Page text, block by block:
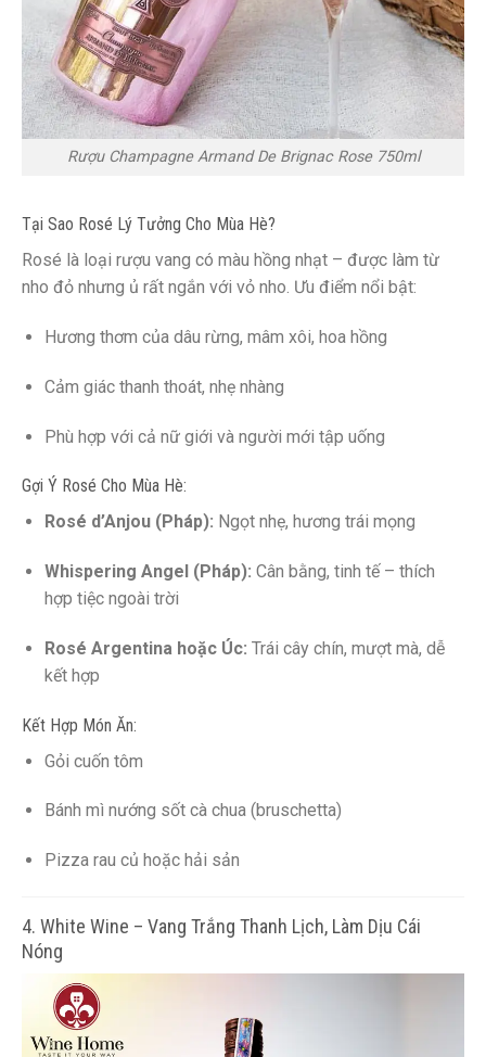
Rượu Champagne Armand De Brignac Rose 750ml
Tại Sao Rosé Lý Tưởng Cho Mùa Hè?
Rosé là loại rượu vang có màu hồng nhạt – được làm từ
nho đỏ nhưng ủ rất ngắn với vỏ nho. Ưu điểm nổi bật:
Hương thơm của dâu rừng, mâm xôi, hoa hồng
Cảm giác thanh thoát, nhẹ nhàng
Phù hợp với cả nữ giới và người mới tập uống
Gợi Ý Rosé Cho Mùa Hè:
Rosé d’Anjou (Pháp): Ngọt nhẹ, hương trái mọng
Whispering Angel (Pháp): Cân bằng, tinh tế – thích
hợp tiệc ngoài trời
Rosé Argentina hoặc Úc: Trái cây chín, mượt mà, dễ
kết hợp
Kết Hợp Món Ăn:
Gỏi cuốn tôm
Bánh mì nướng sốt cà chua (bruschetta)
Pizza rau củ hoặc hải sản
4. White Wine – Vang Trắng Thanh Lịch, Làm Dịu Cái
Nóng